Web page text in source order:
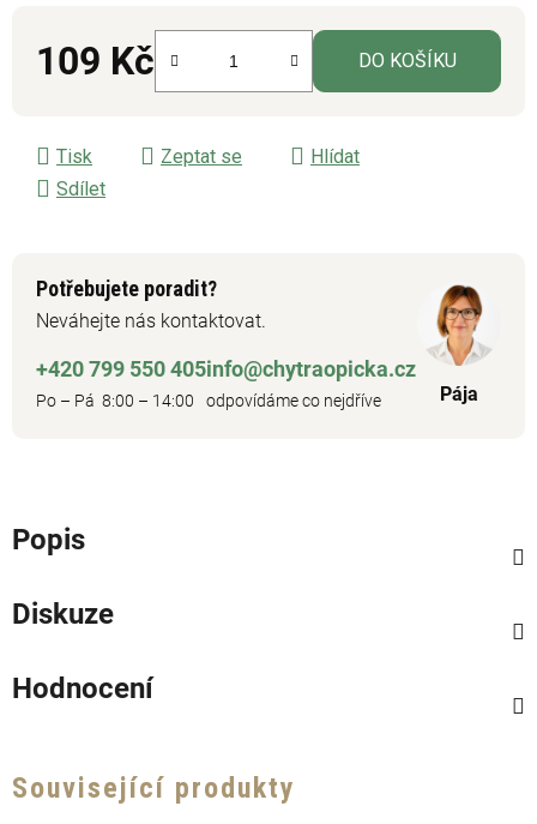
109 Kč DO KOŠÍKU
Tisk Zeptat se
Hlídat
Sdílet
Potřebujete poradit?
Neváhejte nás kontaktovat.
+420 799 550 405
Po – Pá 8:00 – 14:00
info@chytraopicka.cz
odpovídáme co nejdříve Pája
Popis
Diskuze
Hodnocení
Související produkty